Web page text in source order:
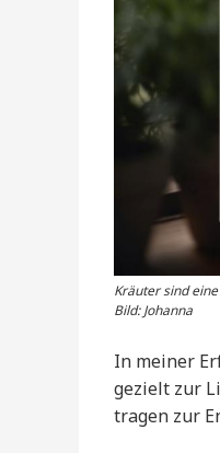
Kräuter sind
Bild: Johanna
In meiner
gezielt zur
tragen zur